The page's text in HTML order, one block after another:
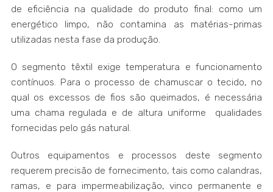
de eficiência na qualidade do produto final: como um
energético limpo, não contamina as matérias-primas
utilizadas nesta fase da produção.
O segmento têxtil exige temperatura e funcionamento
contínuos. Para o processo de chamuscar o tecido, no
qual os excessos de fios são queimados, é necessária
uma chama regulada e de altura uniforme  qualidades
fornecidas pelo gás natural.
Outros equipamentos e processos deste segmento
requerem precisão de fornecimento, tais como calandras,
ramas, e para impermeabilização, vinco permanente e